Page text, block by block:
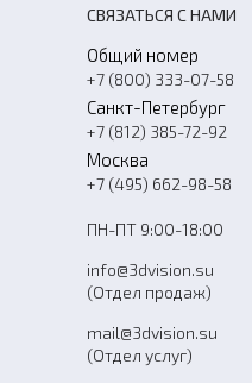
СВЯЗАТЬСЯ С НАМИ
Общий номер
+7 (800) 333-07-58
Санкт-Петербург
+7 (812) 385-72-92
Москва
+7 (495) 662-98-58
ПН-ПТ 9:00-18:00
info@3dvision.su
(Отдел продаж)
mail@3dvision.su
(Отдел услуг)